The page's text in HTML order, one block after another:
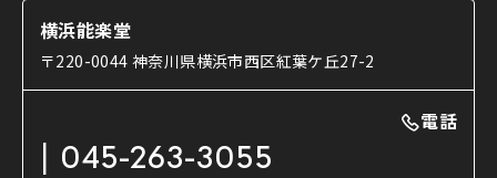
ご利用の流れ
利用料金表
能舞台と演じ手
使用する道具
能・狂言の曲目説明
日本の古典芸能
コラム
OTABISHO
チケット購入方法
横浜能楽堂
〒220-0044 神奈川県横浜市西区紅葉ケ丘27-2
電話
045-263-3055